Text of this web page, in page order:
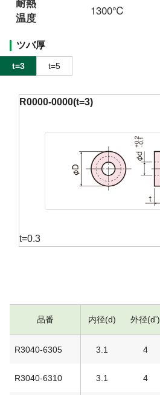
温度
1300℃
ツバ厚
t=3 t=5
R0000-0000(t=3)
t=0.3
品番 内径(d) 外径(d')
R3040-6305 3.1 4
R3040-6310 3.1 4